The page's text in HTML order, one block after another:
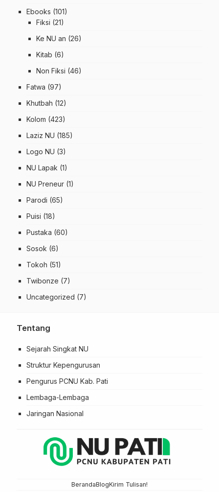
Ebooks (101)
Fiksi (21)
Ke NU an (26)
Kitab (6)
Non Fiksi (46)
Fatwa (97)
Khutbah (12)
Kolom (423)
Laziz NU (185)
Logo NU (3)
NU Lapak (1)
NU Preneur (1)
Parodi (65)
Puisi (18)
Pustaka (60)
Sosok (6)
Tokoh (51)
Twibonze (7)
Uncategorized (7)
Tentang
Sejarah Singkat NU
Struktur Kepengurusan
Pengurus PCNU Kab. Pati
Lembaga-Lembaga
Jaringan Nasional
BerandaBlogKirim Tulisan!